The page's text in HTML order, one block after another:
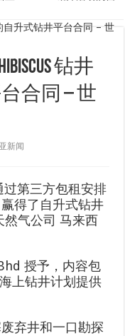
钻井
合同 – 世
新闻
过第三方包租安排
得了自升式钻井
气公司 马来西
授予，内容包
上钻井计划提供
弃井和一口勘探